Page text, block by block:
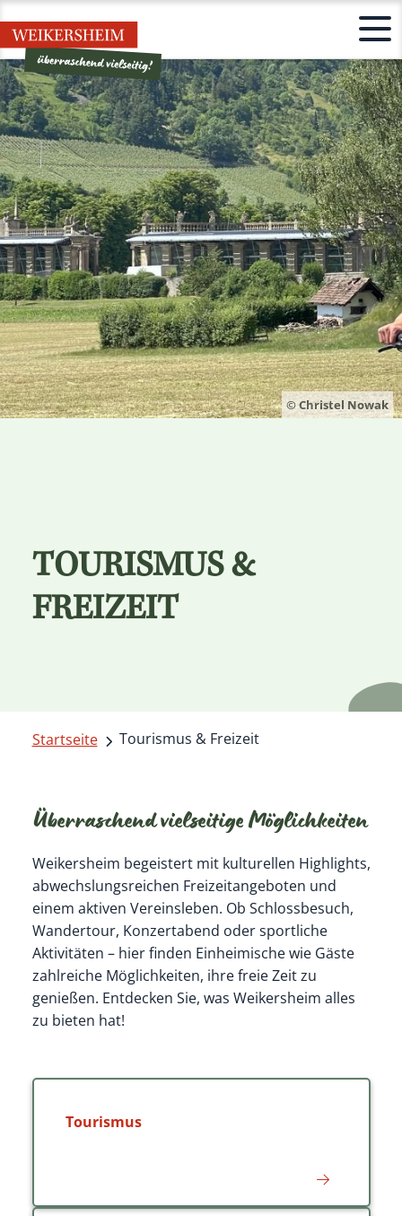
TOURISMUS &
FREIZEIT
© Christel Nowak
Startseite Tourismus & Freizeit
Überraschend vielseitige Möglichkeiten
Weikersheim begeistert mit kulturellen Highlights,
abwechslungsreichen Freizeitangeboten und
einem aktiven Vereinsleben. Ob Schlossbesuch,
Wandertour, Konzertabend oder sportliche
Aktivitäten – hier finden Einheimische wie Gäste
zahlreiche Möglichkeiten, ihre freie Zeit zu
genießen. Entdecken Sie, was Weikersheim alles
zu bieten hat!
Tourismus